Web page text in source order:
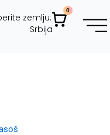
zemlju:
Srbija
0
Cart